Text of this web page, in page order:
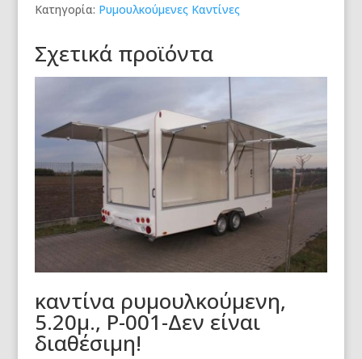
Κατηγορία: Ρυμουλκούμενες Καντίνες
Σχετικά προϊόντα
καντίνα ρυμουλκούμενη,
5.20μ., Ρ-001-Δεν είναι
διαθέσιμη!